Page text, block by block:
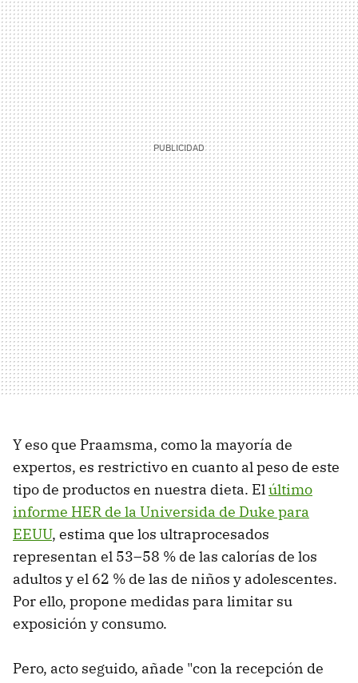
Y eso que Praamsma, como la mayoría de
expertos, es restrictivo en cuanto al peso de este
tipo de productos en nuestra dieta. Elúltimo
informe HER de la Universida de Duke para
EEUU, estima que los ultraprocesados
representan el 53–58 % de las calorías de los
adultos y el 62 % de las de niños y adolescentes.
Por ello, propone medidas para limitar su
exposición y consumo.
Pero, acto seguido, añade "con la recepción de